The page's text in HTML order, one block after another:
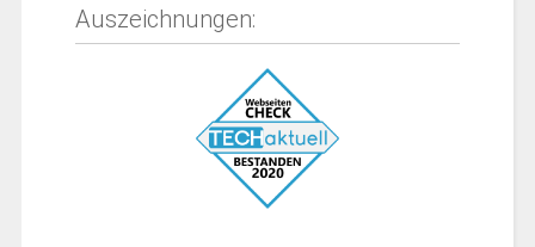
Auszeichnungen: